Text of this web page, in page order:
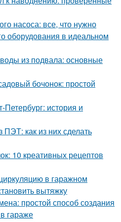
насоса: все, что нужно
оборудования в идеальном
из подвала: основные
бочонок: простой
Петербург: история и
ПЭТ: как из них сделать
10 креативных рецептов
в гаражном
вытяжку
простой способ создания
гараже